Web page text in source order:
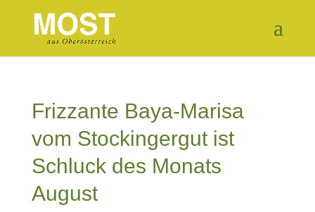
Frizzante Baya-Marisa
vom Stockingergut ist
Schluck des Monats
August